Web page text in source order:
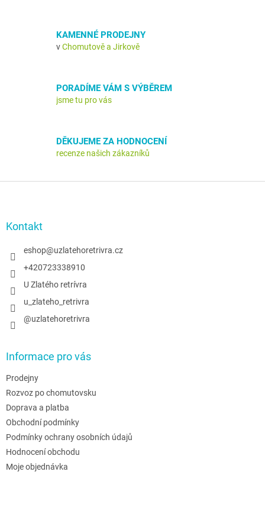
k
y
p
i
KAMENNÉ PRODEJNY
vChomutově a Jirkově
PORADÍME VÁM S VÝBĚREM
jsme tu pro vás
DĚKUJEME ZA HODNOCENÍ
recenze našich zákazníků
Kontakt
eshop@uzlatehoretrivra.cz
+420723338910
U Zlatého retrívra
u_zlateho_retrivra
@uzlatehoretrivra
Informace pro vás
Prodejny
Rozvoz po chomutovsku
Doprava a platba
Obchodní podmínky
Podmínky ochrany osobních údajů
Hodnocení obchodu
Moje objednávka